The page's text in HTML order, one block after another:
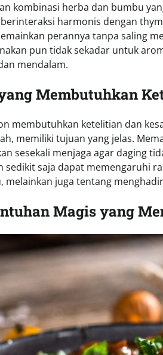
kombinasi herba dan bumbu
harmonis dengan
perannya tanpa saling
pun tidak sekadar untuk
mendalam.
Membutuhkan
membutuhkan ketelitian dan
memiliki tujuan yang jelas.
sesekali menjaga agar daging
sedikit saja dapat memengaruhi
melainkan juga tentang
Magis yang